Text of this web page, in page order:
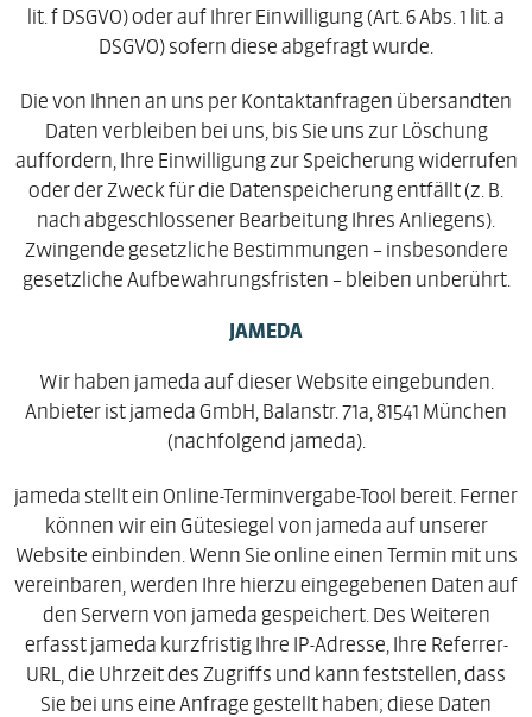
lit. f DSGVO) oder auf Ihrer Einwilligung (Art. 6 Abs. 1 lit. a
DSGVO) sofern diese abgefragt wurde.
Die von Ihnen an uns per Kontaktanfragen übersandten
Daten verbleiben bei uns, bis Sie uns zur Löschung
auffordern, Ihre Einwilligung zur Speicherung widerrufen
oder der Zweck für die Datenspeicherung entfällt (z. B.
nach abgeschlossener Bearbeitung Ihres Anliegens).
Zwingende gesetzliche Bestimmungen – insbesondere
gesetzliche Aufbewahrungsfristen – bleiben unberührt.
JAMEDA
Wir haben jameda auf dieser Website eingebunden.
Anbieter ist jameda GmbH, Balanstr. 71a, 81541 München
(nachfolgend jameda).
jameda stellt ein Online-Terminvergabe-Tool bereit. Ferner
können wir ein Gütesiegel von jameda auf unserer
Website einbinden. Wenn Sie online einen Termin mit uns
vereinbaren, werden Ihre hierzu eingegebenen Daten auf
den Servern von jameda gespeichert. Des Weiteren
erfasst jameda kurzfristig Ihre IP-Adresse, Ihre Referrer-
URL, die Uhrzeit des Zugriffs und kann feststellen, dass
Sie bei uns eine Anfrage gestellt haben; diese Daten